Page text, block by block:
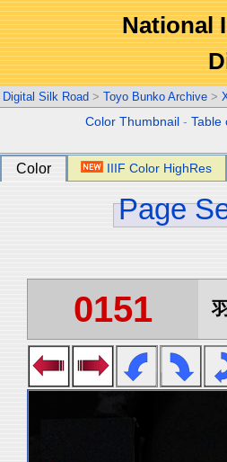
National
Digital Silk Road > Toyo Bunko Archive >
Color Thumbnail -Table
Color IIIF Color HighRes
Page
0151